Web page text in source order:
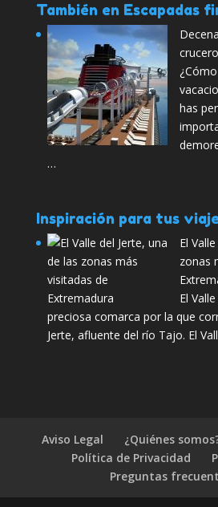
También en Escapadas
has
…
Inspiración para tus
El
zonas
El
preciosa comarca por la que
Jerte, afluente del río Tajo. El
Aviso Legal ¿Quiénes
Política de Privacidad
Preguntas